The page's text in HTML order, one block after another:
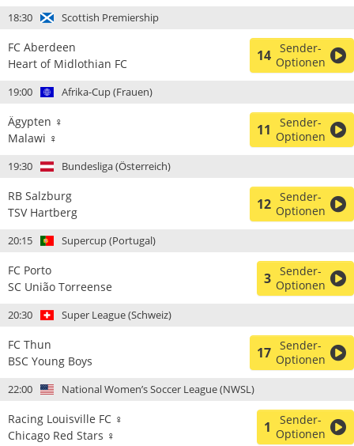
18:30 Scottish Premiership
FC Aberdeen
Heart of Midlothian FC
14 Sender-
Optionen
19:00 Afrika-Cup (Frauen)
Ägypten ♀
Malawi ♀
11
Sender-
Optionen
19:30 Bundesliga (Österreich)
RB Salzburg
TSV Hartberg
12 Sender-
Optionen
20:15 Supercup (Portugal)
FC Porto
SC União Torreense
3 Sender-
Optionen
20:30 Super League (Schweiz)
FC Thun
BSC Young Boys
17 Sender-
Optionen
22:00 National Women’s Soccer League (NWSL)
Racing Louisville FC ♀
Chicago Red Stars ♀
1
Sender-
Optionen